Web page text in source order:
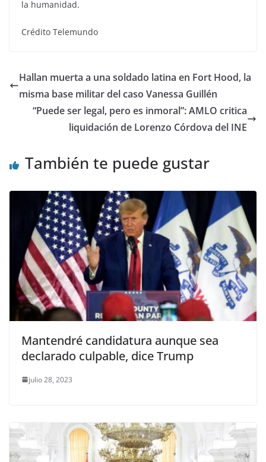
la humanidad.
Crédito Telemundo
Hallan muerta a una soldado latina en Fort Hood, la
misma base militar del caso Vanessa Guillén
“Puede ser legal, pero es inmoral”: AMLO critica
liquidación de Lorenzo Córdova del INE
También te puede gustar
Mantendré candidatura aunque sea
declarado culpable, dice Trump
julio 28, 2023